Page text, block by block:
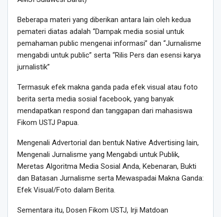
Beberapa materi yang diberikan antara lain oleh kedua
pemateri diatas adalah “Dampak media sosial untuk
pemahaman public mengenai informasi” dan “Jurnalisme
mengabdi untuk public” serta “Rilis Pers dan esensi karya
jurnalistik”
Termasuk efek makna ganda pada efek visual atau foto
berita serta media sosial facebook, yang banyak
mendapatkan respond dan tanggapan dari mahasiswa
Fikom USTJ Papua.
Mengenali Advertorial dan bentuk Native Advertising lain,
Mengenali Jurnalisme yang Mengabdi untuk Publik,
Meretas Algoritma Media Sosial Anda, Kebenaran, Bukti
dan Batasan Jurnalisme serta Mewaspadai Makna Ganda:
Efek Visual/Foto dalam Berita.
Sementara itu, Dosen Fikom USTJ, Irji Matdoan